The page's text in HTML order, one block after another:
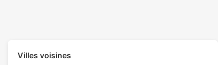
Villes voisines